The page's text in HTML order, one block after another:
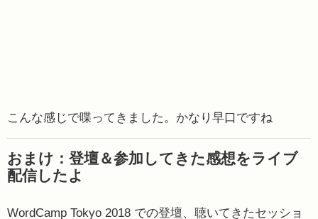
こんな感じで喋ってきました。かなり早口ですね
おまけ：登壇＆参加してきた感想をライブ
配信したよ
WordCamp Tokyo 2018 での登壇、聴いてきたセッショ